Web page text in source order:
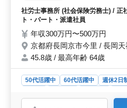
成 ・給与計算 ・
許認可手続き 等
◎中高年積極採用
ではなくスキルや
ます◎ ぜひご応募
社労士事務所 (社会保険労務士) / 正
ト・パート・派遣社員
年収300万円〜500万円
京都府長岡京市今里 / 長岡天
45.8歳 / 最高年齢 64歳
50代活躍中 60代活躍中 週休2日